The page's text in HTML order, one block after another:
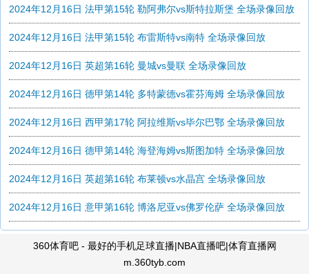
2024年12月16日 法甲第15轮 勒阿弗尔vs斯特拉斯堡 全场录像回放
2024年12月16日 法甲第15轮 布雷斯特vs南特 全场录像回放
2024年12月16日 英超第16轮 曼城vs曼联 全场录像回放
2024年12月16日 德甲第14轮 多特蒙德vs霍芬海姆 全场录像回放
2024年12月16日 西甲第17轮 阿拉维斯vs毕尔巴鄂 全场录像回放
2024年12月16日 德甲第14轮 海登海姆vs斯图加特 全场录像回放
2024年12月16日 英超第16轮 布莱顿vs水晶宫 全场录像回放
2024年12月16日 意甲第16轮 博洛尼亚vs佛罗伦萨 全场录像回放
360体育吧 - 最好的手机足球直播|NBA直播吧|体育直播网
m.360tyb.com